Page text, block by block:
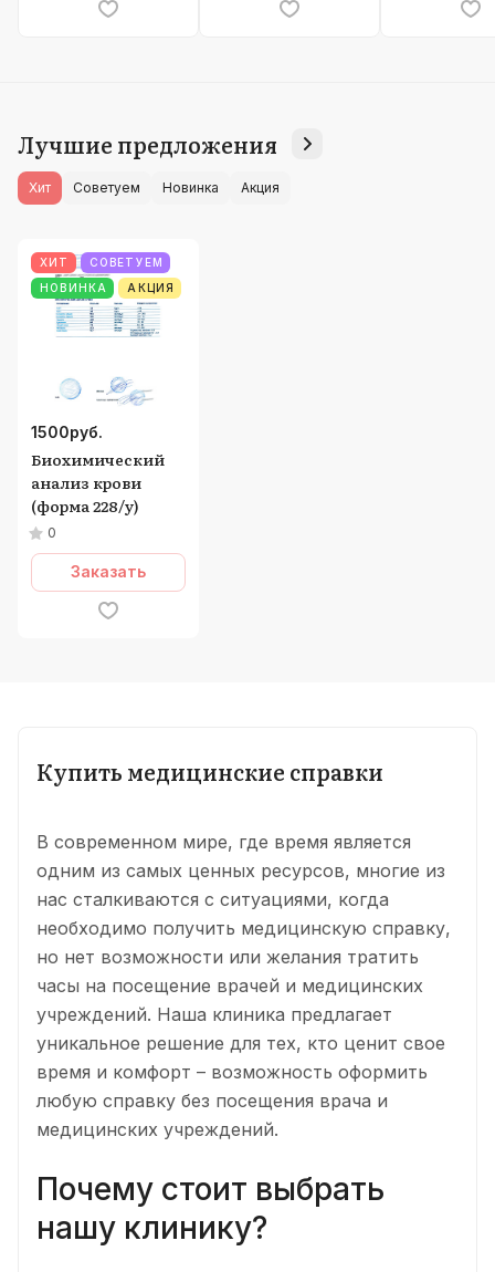
Лучшие предложения
Хит Советуем Новинка Акция
ХИТ
СОВЕТУЕМ
НОВИНКА
АКЦИЯ
1500руб.
Биохимический
анализ крови
(форма 228/у)
0
Заказать
Купить медицинские справки
В современном мире, где время является
одним из самых ценных ресурсов, многие из
нас сталкиваются с ситуациями, когда
необходимо получить медицинскую справку,
но нет возможности или желания тратить
часы на посещение врачей и медицинских
учреждений. Наша клиника предлагает
уникальное решение для тех, кто ценит свое
время и комфорт – возможность оформить
любую справку без посещения врача и
медицинских учреждений.
Почему стоит выбрать
нашу клинику?